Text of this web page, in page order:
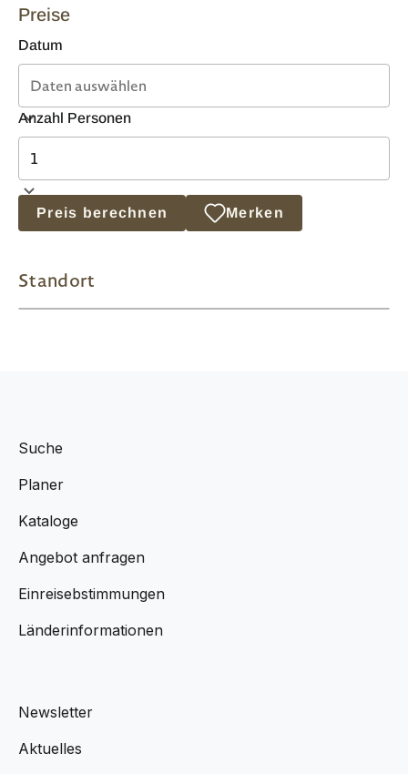
Preise
Datum
Anzahl Personen
Preis berechnen Merken
Standort
Suche
Planer
Kataloge
Angebot anfragen
Einreisebstimmungen
Länderinformationen
Newsletter
Aktuelles